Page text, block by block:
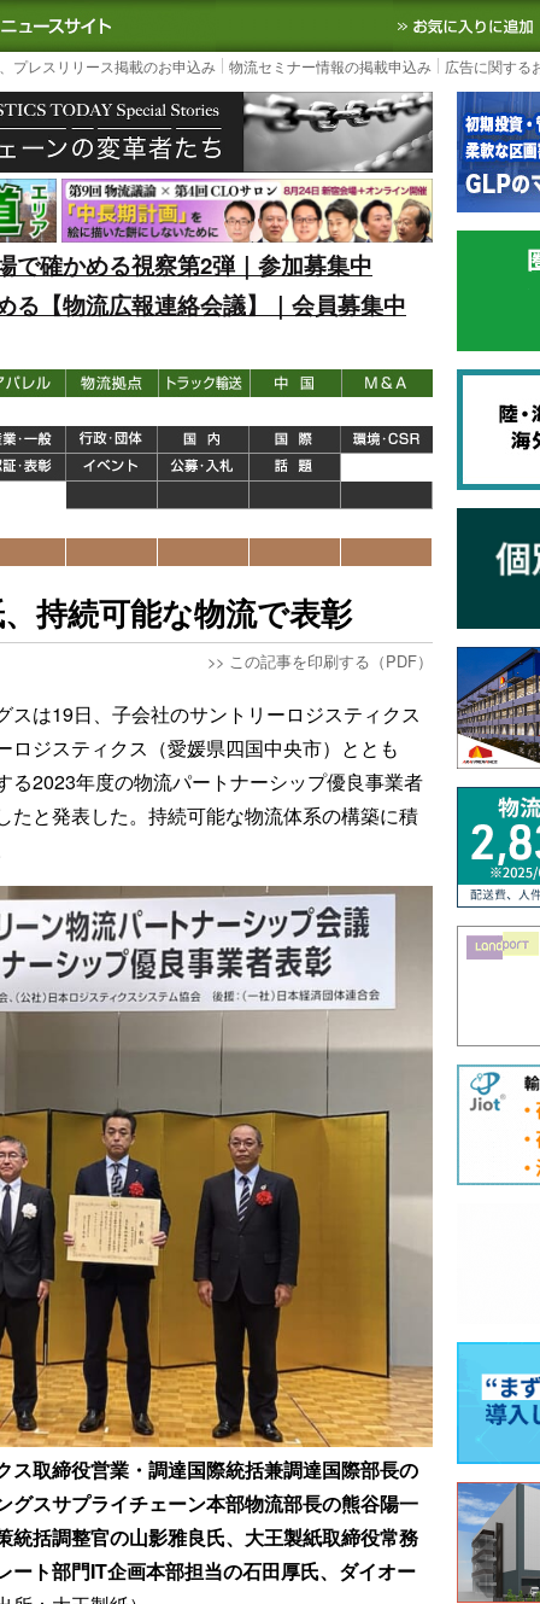
｜国内最大の物流ニュースサイト3PL, SCMなど国内外の最新の物流
プレスリリース掲載のお申込み 物流セミナー情報の掲載申込み 広告に関する
で確かめる視察第2弾｜参加募集中
る【物流広報連絡会議】｜会員募集中
持続可能な物流で表彰
>> この記事を印刷する（PDF）
スは19日、子会社のサントリーロジスティクス
ジスティクス（愛媛県四国中央市）ととも
る2023年度の物流パートナーシップ優良事業者
たと発表した。持続可能な物流体系の構築に積
取締役営業・調達国際統括兼調達国際部長の
グスサプライチェーン本部物流部長の熊谷陽一
統括調整官の山影雅良氏、大王製紙取締役常務
ート部門IT企画本部担当の石田厚氏、ダイオー